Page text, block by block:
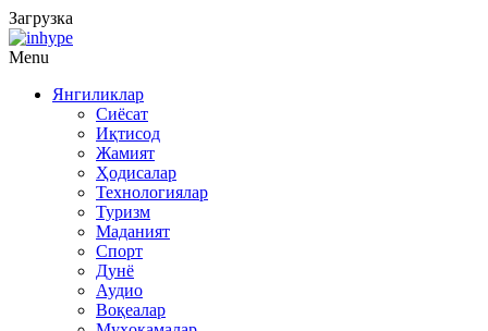
Загрузка
Menu
Янгиликлар
Сиёсат
Иқтисод
Жамият
Ҳодисалар
Технологиялар
Туризм
Маданият
Спорт
Дунё
Аудио
Воқеалар